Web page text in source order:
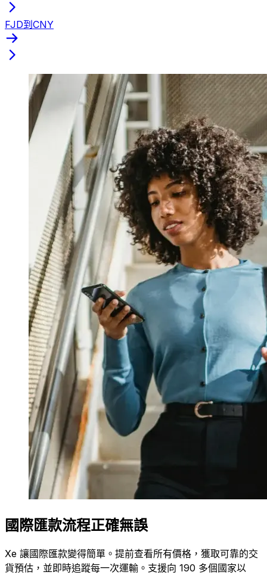
FJD到CNY
國際匯款流程正確無誤
Xe 讓國際匯款變得簡單。提前查看所有價格，獲取可靠的交
貨預估，並即時追蹤每一次運輸。支援向 190 多個國家以